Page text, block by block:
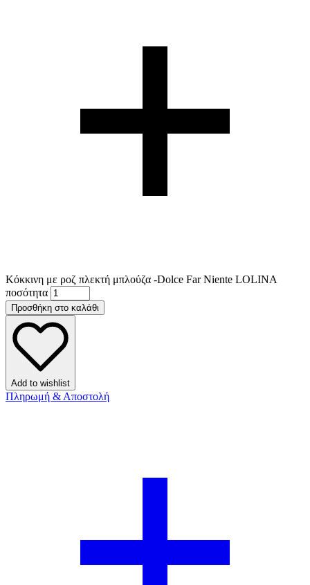
Κόκκινη με ροζ πλεκτή μπλούζα -Dolce Far Niente LOLINA
ποσότητα
Προσθήκη στο καλάθι
Add to wishlist
Πληρωμή & Αποστολή